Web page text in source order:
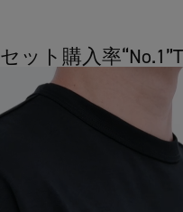
セット購入率